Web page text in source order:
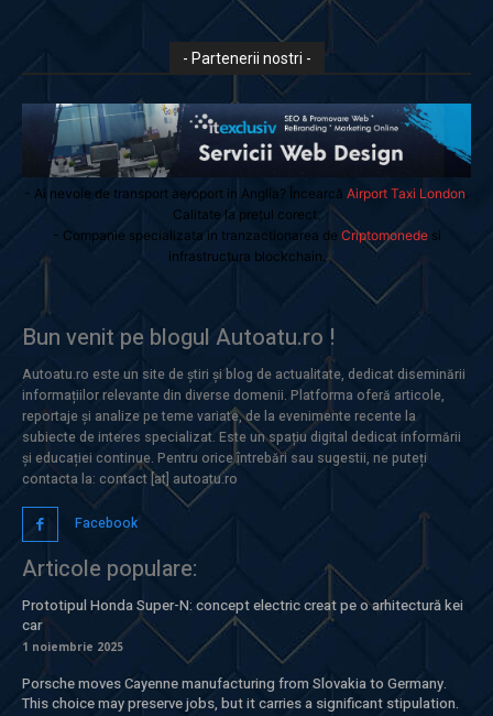
- Partenerii nostri -
- Ai nevoie de transport aeroport in Anglia? Încearcă Airport Taxi London
Calitate la prețul corect.
- Companie specializata in tranzactionarea de Criptomonedesi
infrastructura blockchain.
Bun venit pe blogul Autoatu.ro !
Autoatu.ro este un site de știri și blog de actualitate, dedicat diseminării
informațiilor relevante din diverse domenii. Platforma oferă articole,
reportaje și analize pe teme variate, de la evenimente recente la
subiecte de interes specializat. Este un spațiu digital dedicat informării
și educației continue. Pentru orice întrebări sau sugestii, ne puteți
contacta la: contact [at] autoatu.ro
Facebook
Articole populare:
Prototipul Honda Super-N: concept electric creat pe o arhitectură kei
car
1 noiembrie 2025
Porsche moves Cayenne manufacturing from Slovakia to Germany.
This choice may preserve jobs, but it carries a significant stipulation.